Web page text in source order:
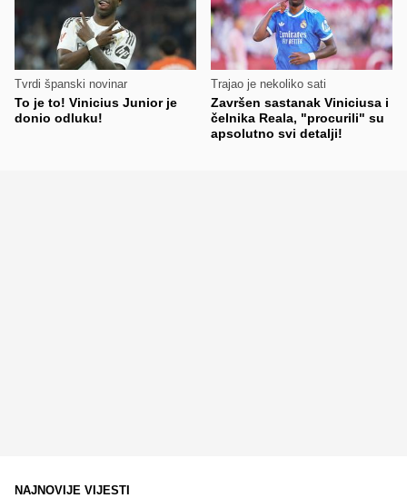
Tvrdi španski novinar
To je to! Vinicius Junior je
donio odluku!
Trajao je nekoliko sati
Završen sastanak Viniciusa i
čelnika Reala, "procurili" su
apsolutno svi detalji!
NAJNOVIJE VIJESTI